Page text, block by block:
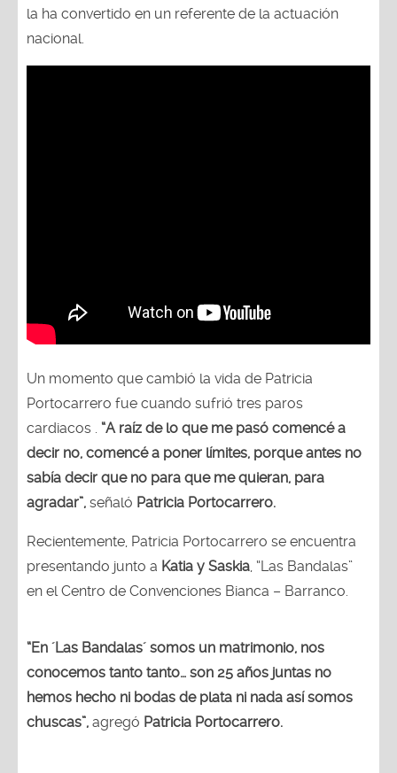
la ha convertido en un referente de la actuación
nacional.
Un momento que cambió la vida de Patricia
Portocarrero fue cuando sufrió tres paros
cardiacos . “A raíz de lo que me pasó comencé a
decir no, comencé a poner límites, porque antes no
sabía decir que no para que me quieran, para
agradar”, señaló Patricia Portocarrero.
Recientemente, Patricia Portocarrero se encuentra
presentando junto a Katia y Saskia, “Las Bandalas”
en el Centro de Convenciones Bianca – Barranco.
“En ´Las Bandalas´ somos un matrimonio, nos
conocemos tanto tanto… son 25 años juntas no
hemos hecho ni bodas de plata ni nada así somos
chuscas”, agregó Patricia Portocarrero.